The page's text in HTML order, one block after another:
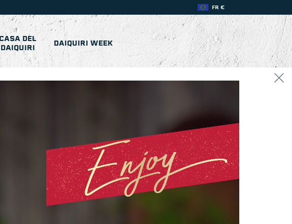
FR €
CASA DEL
DAIQUIRI
DAIQUIRI WEEK